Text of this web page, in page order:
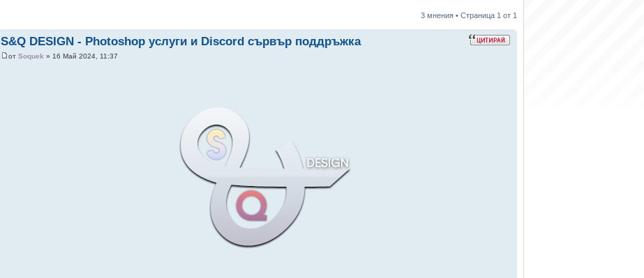
3 мнения • Страница 1 от 1
S&Q DESIGN - Photoshop услуги и Discord сървър поддръжка
отSoquek » 16 Май 2024, 11:37